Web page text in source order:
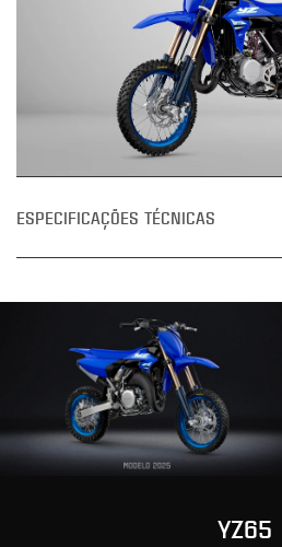
ESPECIFICAÇÕES TÉCNICAS
YZ65